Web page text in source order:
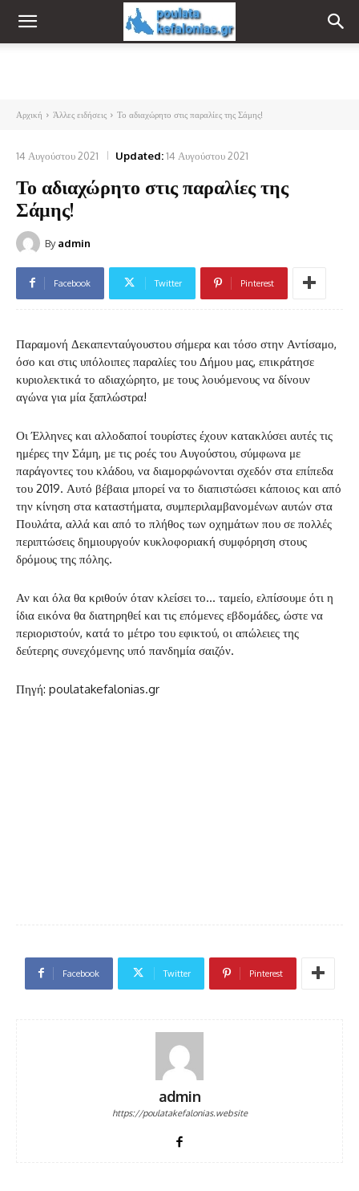
Αρχική Άλλες ειδήσεις Το αδιαχώρητο στις παραλίες της Σάμης!
14 Αυγούστου 2021 Updated:14 Αυγούστου 2021
Το αδιαχώρητο στις παραλίες της
Σάμης!
By admin
Facebook Twitter Pinterest
Παραμονή Δεκαπενταύγουστου σήμερα και τόσο στην Αντίσαμο,
όσο και στις υπόλοιπες παραλίες του Δήμου μας, επικράτησε
κυριολεκτικά το αδιαχώρητο, με τους λουόμενους να δίνουν
αγώνα για μία ξαπλώστρα!
Οι Έλληνες και αλλοδαποί τουρίστες έχουν κατακλύσει αυτές τις
ημέρες την Σάμη, με τις ροές του Αυγούστου, σύμφωνα με
παράγοντες του κλάδου, να διαμορφώνονται σχεδόν στα επίπεδα
του 2019. Αυτό βέβαια μπορεί να το διαπιστώσει κάποιος και από
την κίνηση στα καταστήματα, συμπεριλαμβανομένων αυτών στα
Πουλάτα, αλλά και από το πλήθος των οχημάτων που σε πολλές
περιπτώσεις δημιουργούν κυκλοφοριακή συμφόρηση στους
δρόμους της πόλης.
Αν και όλα θα κριθούν όταν κλείσει το… ταμείο, ελπίσουμε ότι η
ίδια εικόνα θα διατηρηθεί και τις επόμενες εβδομάδες, ώστε να
περιοριστούν, κατά το μέτρο του εφικτού, οι απώλειες της
δεύτερης συνεχόμενης υπό πανδημία σαιζόν.
Πηγή: poulatakefalonias.gr
Facebook Twitter Pinterest
admin
https://poulatakefalonias.website